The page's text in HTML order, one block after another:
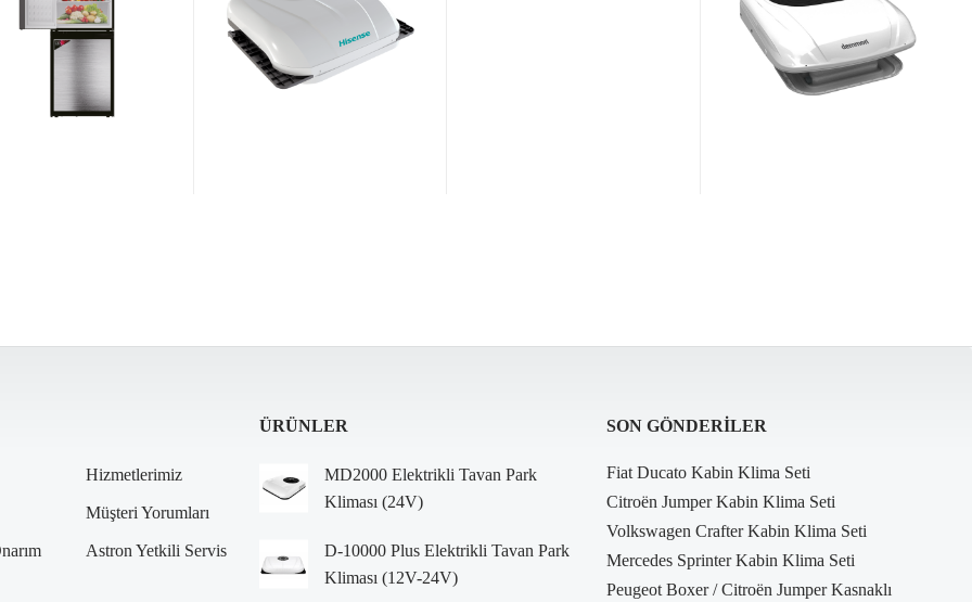
Hizmetlerimiz
Müşteri Yorumları
Astron Yetkili Servis
ÜRÜNLER
MD2000 Elektrikli Tavan Park
Kliması (24V)
D-10000 Plus Elektrikli Tavan Park
Kliması (12V-24V)
SON GÖNDERILER
Fiat Ducato Kabin Klima Seti
Citroën Jumper Kabin Klima Seti
Volkswagen Crafter Kabin Klima Seti
Mercedes Sprinter Kabin Klima Seti
Peugeot Boxer / Citroën Jumper Kasnaklı